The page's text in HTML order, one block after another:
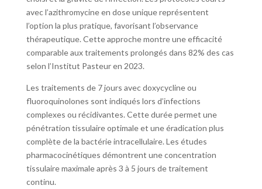
avec l’azithromycine en dose unique représentent
l’option la plus pratique, favorisant l’observance
thérapeutique. Cette approche montre une efficacité
comparable aux traitements prolongés dans 82% des cas
selon l’Institut Pasteur en 2023.
Les traitements de 7 jours avec doxycycline ou
fluoroquinolones sont indiqués lors d’infections
complexes ou récidivantes. Cette durée permet une
pénétration tissulaire optimale et une éradication plus
complète de la bactérie intracellulaire. Les études
pharmacocinétiques démontrent une concentration
tissulaire maximale après 3 à 5 jours de traitement
continu.